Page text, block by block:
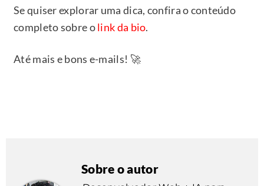
Se quiser explorar uma dica, confira o conteúdo
completo sobre olink da bio.
Até mais e bons e-mails! 🚀
Sobre o autor